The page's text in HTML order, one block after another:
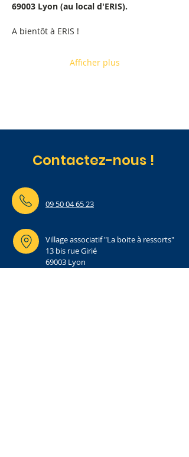
69003 Lyon (au local d'ERIS).
A bientôt à ERIS !
Afficher plus
Contactez-nous !
09 50 04 65 23
Village associatif "La boite à ressorts"
13 bis rue Girié
69003 Lyon